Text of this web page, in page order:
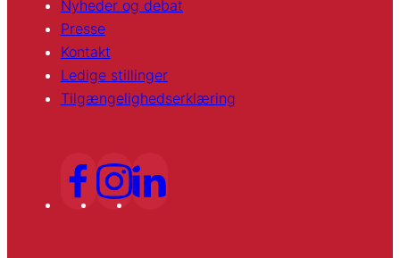
Nyheder og debat
Presse
Kontakt
Ledige stillinger
Tilgængelighedserklæring